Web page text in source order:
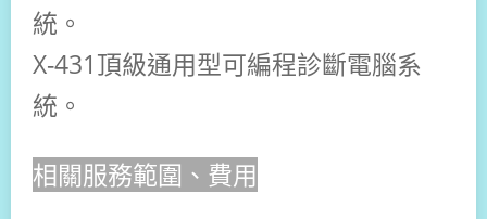
統。
X-431頂級通用型可編程診斷電腦系
統。
相關服務範圍、費用